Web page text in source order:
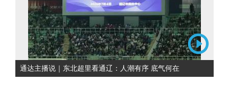
通达主播说｜东北超里看通辽：人潮有序 底气何在